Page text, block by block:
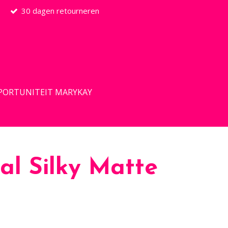
30 dagen retourneren
MARYKAY
Silky Matte